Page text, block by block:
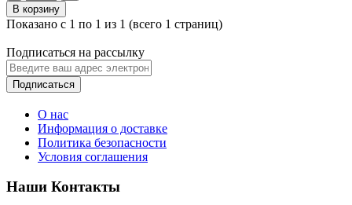
В корзину
Показано с 1 по 1 из 1 (всего 1 страниц)
Подписаться на рассылку
Подписаться
О нас
Информация о доставке
Политика безопасности
Условия соглашения
Наши Контакты